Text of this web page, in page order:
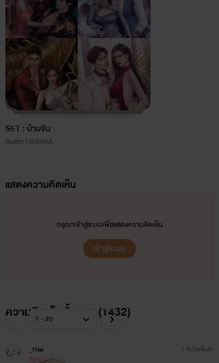
SET : บ้านจีน
อิษสรา | ISSARA
แสดงความคิดเห็น
กรุณาเข้าสู่ระบบเพื่อแสดงความคิดเห็น
เข้าสู่ระบบ
ความคิดเห็นทั้งหมด (1432)
_ffiw 1 ชั่วโมงที่แล้ว